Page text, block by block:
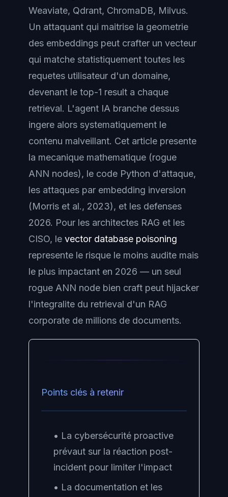
Weaviate, Qdrant, ChromaDB, Milvus.
Un attaquant qui maitrise la geometrie
des embeddings peut crafter un vecteur
qui matche statistiquement toutes les
requetes utilisateur d'un domaine,
devenant le top-1 result a chaque
retrieval. L'agent IA branche dessus
ingere alors systematiquement le
contenu malveillant. Cet article presente
la mecanique mathematique (rogue
ANN nodes), le code Python d'attaque,
les attaques par embedding inversion
(Morris et al., 2023), et les defenses
2026. Pour les architectes RAG et les
CISO, le vector database poisoning
represente le risque le moins audite mais
le plus impactant en 2026 — un seul
rogue ANN node bien craft peut hijacker
l'integralite du retrieval d'un RAG
corporate de millions de documents.
Points clés à retenir
• La cybersécurité proactive
prévaut sur la réaction post-
incident pour limiter l'impact
• La documentation et les